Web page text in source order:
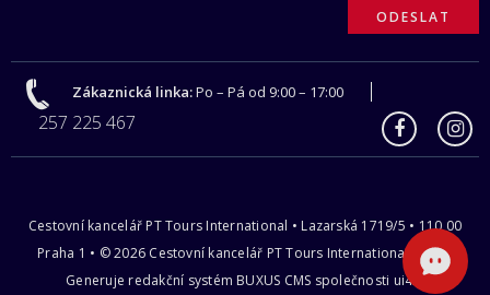
Zákaznická linka:Po – Pá od 9:00 – 17:00
257 225 467
Cestovní kancelář PT Tours International • Lazarská 1719/5 • 110 00
Praha 1 • © 2026 Cestovní kancelář PT Tours International s.r.o |
Generuje redakční systém BUXUS CMS společnosti ui42 .